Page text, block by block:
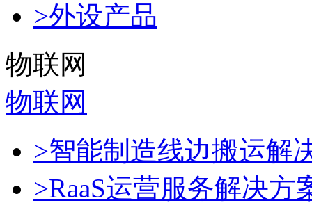
>外设产品
物联网
物联网
>智能制造线边搬运解
>RaaS运营服务解决方